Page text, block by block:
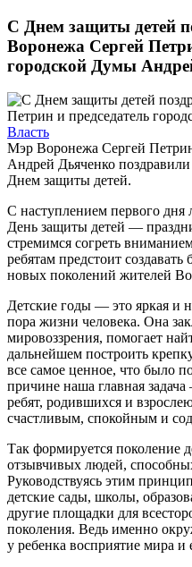
С Днем защиты детей
Воронежа Сергей
городской Думы
Власть
Мэр Воронежа Сергей
Андрей Дьяченко
Днем защиты детей.
С наступлением первого дня
День защиты детей —
стремимся согреть
ребятам предстоит
новых поколений жителей
Детские годы — это яркая и
пора жизни человека. Она
мировоззрения, помогает
дальнейшем построить
все самое ценное, что было
причине наша главная
ребят, родившихся и
счастливым, спокойным и
Так формируется поколение
отзывчивых людей,
Руководствуясь этим
детские сады, школы,
другие площадки для
поколения. Ведь именно
у ребенка восприятие мира